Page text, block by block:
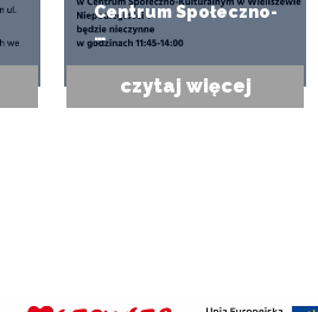
Centrum Społeczno-
…
czytaj więcej